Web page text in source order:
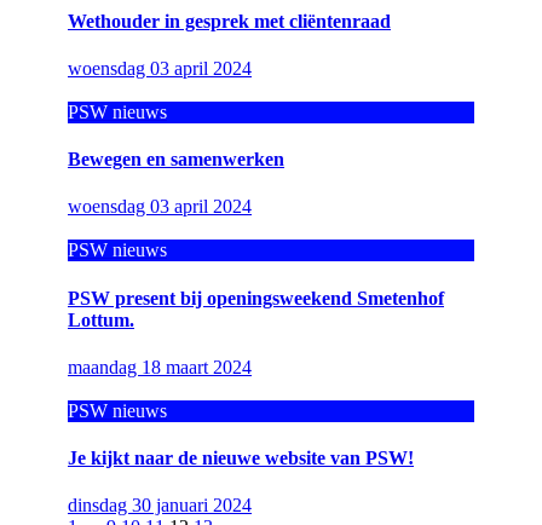
Wethouder in gesprek met cliëntenraad
woensdag 03 april 2024
PSW nieuws
Bewegen en samenwerken
woensdag 03 april 2024
PSW nieuws
PSW present bij openingsweekend Smetenhof
Lottum.
maandag 18 maart 2024
PSW nieuws
Je kijkt naar de nieuwe website van PSW!
dinsdag 30 januari 2024